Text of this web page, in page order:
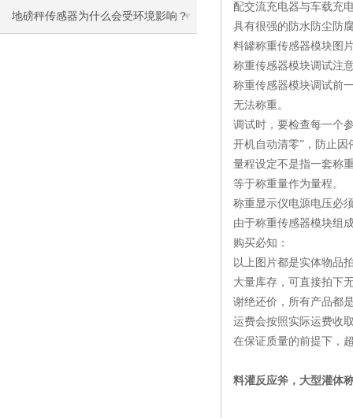
地磅秤传感器为什么会受环境影响？
配交流充电器与车载充
具有很强的防水防尘防
料罐称重传感器模块图
称重传感器模块调试注
称重传感器模块调试前
无法称重。
调试时，要检查每一个
开机自动清零”，防止
量程设定不是指一套称
等于称重量作为量程。
称重显示仪电源电压必
由于称重传感器模块组
购买必知：
以上图片都是实体物品
大量库存，可直接拍下
谢绝还价，所有产品都
运费会按照实际运费收
在保证质量的前提下，
料灌反应斧，大型灌体